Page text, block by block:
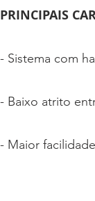
PRINCIPAIS
- Sistema com
- Baixo atrito
- Maior